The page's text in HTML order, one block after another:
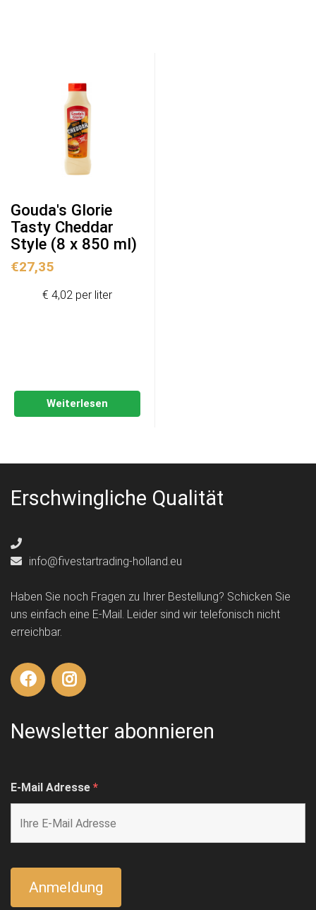
Gouda's Glorie
Tasty Cheddar
Style (8 x 850 ml)
€27,35
Weiterlesen
€ 4,02 per liter
Erschwingliche Qualität
info@fivestartrading-holland.eu
Haben Sie noch Fragen zu Ihrer Bestellung? Schicken Sie
uns einfach eine E-Mail. Leider sind wir telefonisch nicht
erreichbar.
Newsletter abonnieren
E-Mail Adresse *